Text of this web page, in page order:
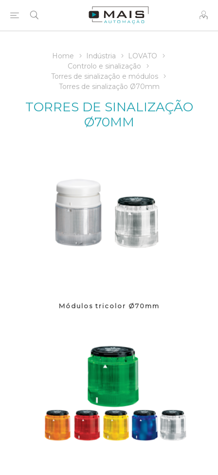
Home Indústria
LOVATO
Controlo e sinalização
Torres de sinalização e módulos
Torres de sinalização Ø70mm
TORRES DE SINALIZAÇÃO
Ø70MM
Módulos tricolor Ø70mm